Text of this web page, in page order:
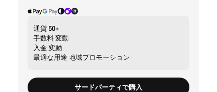
通貨 50+
手数料変動
入金 変動
最適な用途 地域プロモーション
サードパーティで購入